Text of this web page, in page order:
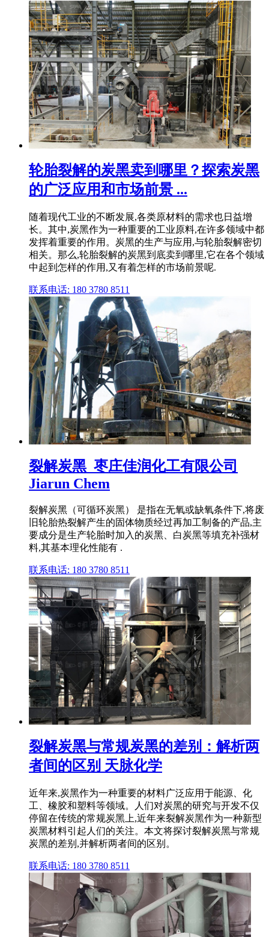
轮胎裂解的炭黑卖到哪里？探索炭黑
的广泛应用和市场前景 ...
随着现代工业的不断发展,各类原材料的需求也日益增
长。其中,炭黑作为一种重要的工业原料,在许多领域中都
发挥着重要的作用。炭黑的生产与应用,与轮胎裂解密切
相关。那么,轮胎裂解的炭黑到底卖到哪里,它在各个领域
中起到怎样的作用,又有着怎样的市场前景呢.
联系电话: 180 3780 8511
裂解炭黑_枣庄佳润化工有限公司
Jiarun Chem
裂解炭黑（可循环炭黑） 是指在无氧或缺氧条件下,将废
旧轮胎热裂解产生的固体物质经过再加工制备的产品,主
要成分是生产轮胎时加入的炭黑、白炭黑等填充补强材
料,其基本理化性能有 .
联系电话: 180 3780 8511
裂解炭黑与常规炭黑的差别：解析两
者间的区别 天脉化学
近年来,炭黑作为一种重要的材料广泛应用于能源、化
工、橡胶和塑料等领域。人们对炭黑的研究与开发不仅
停留在传统的常规炭黑上,近年来裂解炭黑作为一种新型
炭黑材料引起人们的关注。本文将探讨裂解炭黑与常规
炭黑的差别,并解析两者间的区别。
联系电话: 180 3780 8511